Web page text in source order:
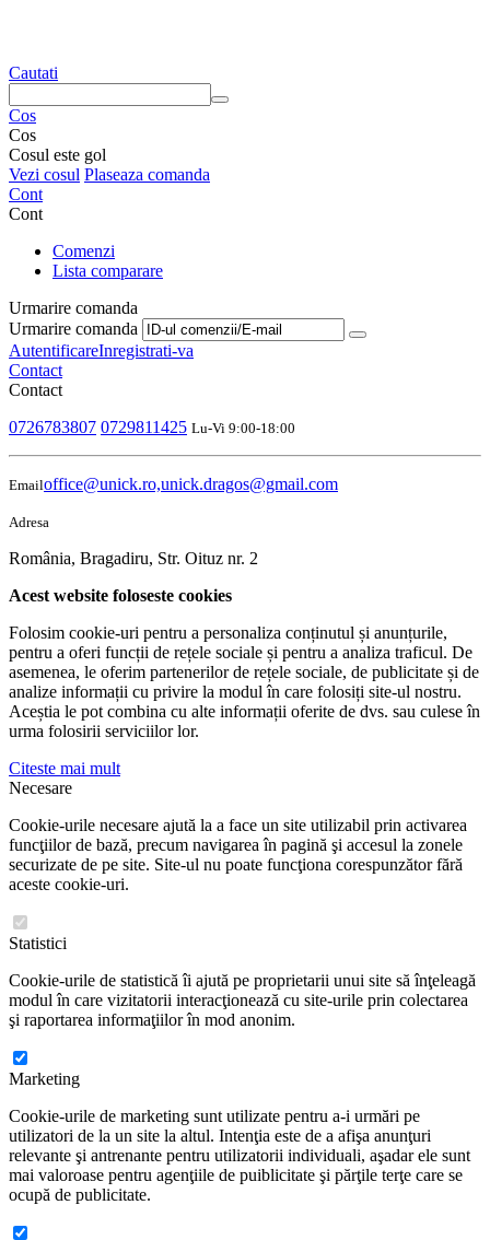
Cautati
Cos
Cos
Cosul este gol
Vezi cosul Plaseaza comanda
Cont
Cont
Comenzi
Lista comparare
Urmarire comanda
Urmarire comanda
AutentificareInregistrati-va
Contact
Contact
0726783807 0729811425 Lu-Vi 9:00-18:00
Emailoffice@unick.ro,unick.dragos@gmail.com
Adresa
România, Bragadiru, Str. Oituz nr. 2
Acest website foloseste cookies
Folosim cookie-uri pentru a personaliza conținutul și anunțurile,
pentru a oferi funcții de rețele sociale și pentru a analiza traficul. De
asemenea, le oferim partenerilor de rețele sociale, de publicitate și de
analize informații cu privire la modul în care folosiți site-ul nostru.
Aceștia le pot combina cu alte informații oferite de dvs. sau culese în
urma folosirii serviciilor lor.
Citeste mai mult
Necesare
Cookie-urile necesare ajută la a face un site utilizabil prin activarea
funcţiilor de bază, precum navigarea în pagină şi accesul la zonele
securizate de pe site. Site-ul nu poate funcţiona corespunzător fără
aceste cookie-uri.
Statistici
Cookie-urile de statistică îi ajută pe proprietarii unui site să înţeleagă
modul în care vizitatorii interacţionează cu site-urile prin colectarea
şi raportarea informaţiilor în mod anonim.
Marketing
Cookie-urile de marketing sunt utilizate pentru a-i urmări pe
utilizatori de la un site la altul. Intenţia este de a afişa anunţuri
relevante şi antrenante pentru utilizatorii individuali, aşadar ele sunt
mai valoroase pentru agenţiile de puiblicitate şi părţile terţe care se
ocupă de publicitate.